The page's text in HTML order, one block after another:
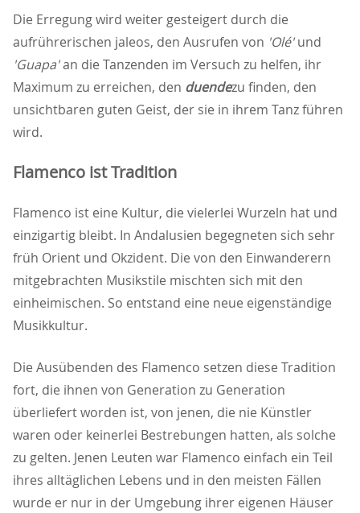
Die Erregung wird weiter gesteigert durch die
aufrührerischen jaleos, den Ausrufen von 'Olé'und
'Guapa'an die Tanzenden im Versuch zu helfen, ihr
Maximum zu erreichen, den duendezu finden, den
unsichtbaren guten Geist, der sie in ihrem Tanz führen
wird.
Flamenco ist Tradition
Flamenco ist eine Kultur, die vielerlei Wurzeln hat und
einzigartig bleibt. In Andalusien begegneten sich sehr
früh Orient und Okzident. Die von den Einwanderern
mitgebrachten Musikstile mischten sich mit den
einheimischen. So entstand eine neue eigenständige
Musikkultur.
Die Ausübenden des Flamenco setzen diese Tradition
fort, die ihnen von Generation zu Generation
überliefert worden ist, von jenen, die nie Künstler
waren oder keinerlei Bestrebungen hatten, als solche
zu gelten. Jenen Leuten war Flamenco einfach ein Teil
ihres alltäglichen Lebens und in den meisten Fällen
wurde er nur in der Umgebung ihrer eigenen Häuser